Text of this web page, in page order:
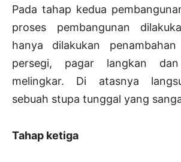
Pada tahap kedua
proses pembangunan
hanya dilakukan
persegi, pagar langkan
melingkar. Di atasnya
sebuah stupa tunggal yang
Tahap ketiga